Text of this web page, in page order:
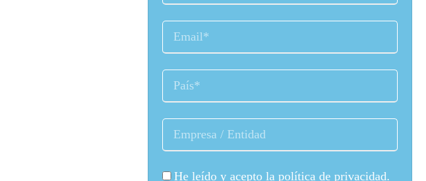
He leído y acepto la política de privacidad.